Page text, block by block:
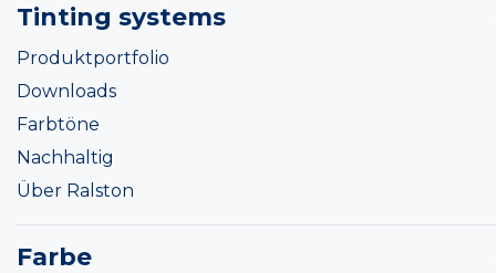
Tinting systems
Produktportfolio
Downloads
Farbtöne
Nachhaltig
Über Ralston
Farbe